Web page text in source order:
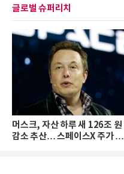
글로벌 슈퍼리치
머스크, 자산 하루 새 126조 원
감소 추산… 스페이스X 주가 하